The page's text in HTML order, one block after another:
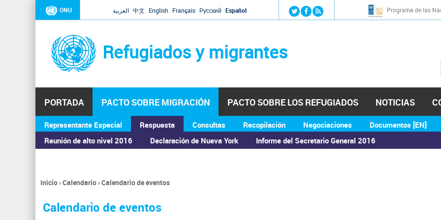
Jump to navigation
ONU العربية 中文 English Français Русский Español Programa de las
Refugiados y migrantes
PORTADA PACTO SOBRE MIGRACIÓN
Representante Especial
Respuesta
Reunión de alto nivel 2016
Declaración de Nueva York Informe del Secretario General 2016
Consultas Recopilación Negociaciones Documentos [EN]
PACTO SOBRE LOS REFUGIADOS NOTICIAS
ASAMBLEA GENERAL
Se
encuentra
usted
Inicio›Calendario›Calendario de eventos
Calendario de eventos